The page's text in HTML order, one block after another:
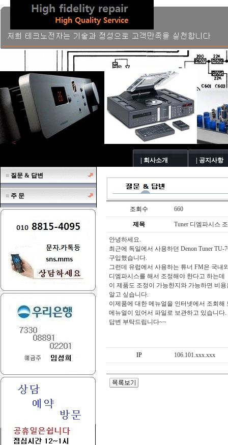
| 공지사항
| 회사소개
■ 질문 & 답변
■ 주 문
조회수
660
제목 Tuner 디엠파시스
안녕하세요.
최근에 독일에서 사용하던 Denon Tuner TU-
구입했습니다.
그런데 유럽에서 사용하는 튜너 FM은 국내
디엠파시스를 해서 조정해야 한다고 하는데
이 제품도 조정이 가능한지와 가능하면 비
알고 싶습니다.
이제품에 대한 메뉴얼을 인터넷에서 조회해
메뉴얼이 있어서 파일로 보관하고 있습니다.
답변 부탁드립니다~~
IP 106.101.xxx.xxx